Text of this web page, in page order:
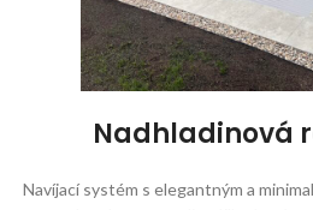
Nadhladinová
Navíjací systém s elegantným a